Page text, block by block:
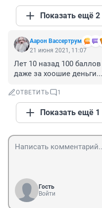
Показать ещё 2
Аарон Вассертрум
21 июня 2021, 11:07
Лет 10 назад 100
даже за хоошие
ОТВЕТИТЬ 1
Показать ещё 1
Гость
Войти